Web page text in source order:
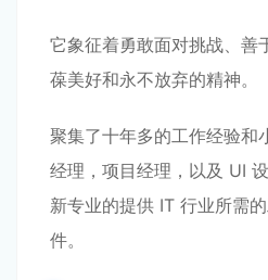
它象征着勇敢面对挑战、善
葆美好和永不放弃的精神。
聚集了十年多的工作经验和
经理，项目经理，以及 UI
新专业的提供 IT 行业所需
件。